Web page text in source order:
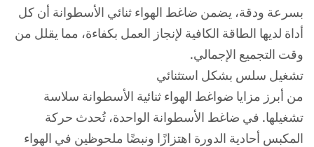
بسرعة ودقة، يضمن ضاغط الهواء ثنائي الأسطوانة أن كل
أداة لديها الطاقة الكافية لإنجاز العمل بكفاءة، مما يقلل من
وقت التجميع الإجمالي.
تشغيل سلس بشكل استثنائي
من أبرز مزايا ضواغط الهواء ثنائية الأسطوانة سلاسة
تشغيلها. في ضاغط الأسطوانة الواحدة، تُحدث حركة
المكبس أحادية الدورة اهتزازًا ونبضًا ملحوظين في الهواء